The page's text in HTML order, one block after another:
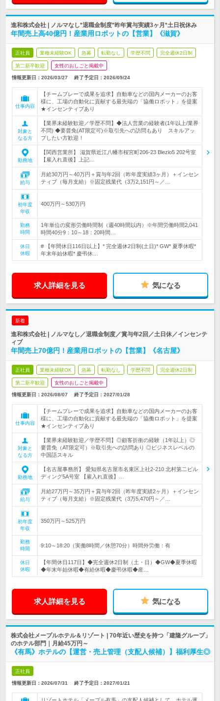
進和株式会社 | ノルマなし*退職金制度*昨年賞与実績3ヶ月*土日祝休み
年間売上高40億円！産業用ロボットの【営業】《滋賀》
正社員 業種未経験OK 急募 転勤なし 学歴不問 完全週休2日制
第二新卒歓迎 女性のおしごと掲載中
情報更新日：2026/03/27 終了予定日： 2026/09/24
仕事内容
【チームプレーで成果を追求】自動車などの国内メーカーのお客
様に、工場の自動化に貢献する最先端の「協働ロボット」を提案
★インセンティブあり
対象と
なる方
【業界未経験歓迎／学歴不問】◆法人営業の経験者(1年以上/業界
不問) ◆要普免(AT限定可)※取引先への訪問もあり スキルアッ
プしたい方歓迎！
勤務地
【関西営業所】 滋賀県近江八幡市桜宮町206-23 Blezio5 202号室
【雇入れ直後】上記…
給与
月給30万円～40万円＋賞与年2回（昨年度実績3ヶ月）＋インセン
ティブ（毎月支給）※固定残業代（3万2,151円～／…
初年度
年収
400万円～530万円
勤務
時間
1年単位の変形労働時間制（週40時間以内）※年間労働時間2,041
時間40分9：10～18：20時間…
休日
休暇
# 【年間休日116日以上】* 完全週休2日制(土日)* GW* 夏季休暇*
年末年始休暇* 慶弔休…
求人詳細を見る 気になる
新着
進和株式会社 | ノルマなし／退職金制度／賞与年2回／土日休／インセンテ
ィブ
年間売上70億円！産業用ロボットの【営業】《名古屋》
正社員 業種未経験OK 急募 転勤なし 学歴不問 完全週休2日制
第二新卒歓迎 女性のおしごと掲載中
情報更新日：2026/08/07 終了予定日： 2027/01/28
仕事内容
【チームプレーで成果を追求】自動車などの国内メーカーのお客
様に、工場の自動化に貢献する最先端の「協働ロボット」を提案
★インセンティブあり
対象と
なる方
【業界未経験歓迎／学歴不問】◎顧客折衝の経験（1年以上）◎
要普免（AT限定可）※取引先への訪問あり ◎ビジネスレベルの
中国語スキル
勤務地
【名古屋事務所】 愛知県名古屋市名東区上社2-210 北村第二ビル
ディング5A号室 【雇入れ直後】…
給与
月給27万円～35万円＋賞与年2回（昨年度実績2ヶ月）＋インセン
ティブ（毎月支給）※固定残業代（3万5,470円～／…
初年度
年収
350万円～525万円
勤務
時間
9:10～18:20（実働8時間／休憩70分）時間外労働：有
休日
休暇
【年間休日117日】◆完全週休2日制（土・日）◆GW◆夏季休暇
◆年末年始休暇◆有給休暇◆慶弔休暇◆産…
求人詳細を見る 気になる
株式会社メープルホテル＆リゾート | 70年近い歴史を持つ「建隆グループ」
のホテル部門｜月給45万円～
《有馬》ホテルの【運営・売上管理（支配人候補）】福利厚生◎
正社員
情報更新日：2026/07/31 終了予定日： 2027/01/21